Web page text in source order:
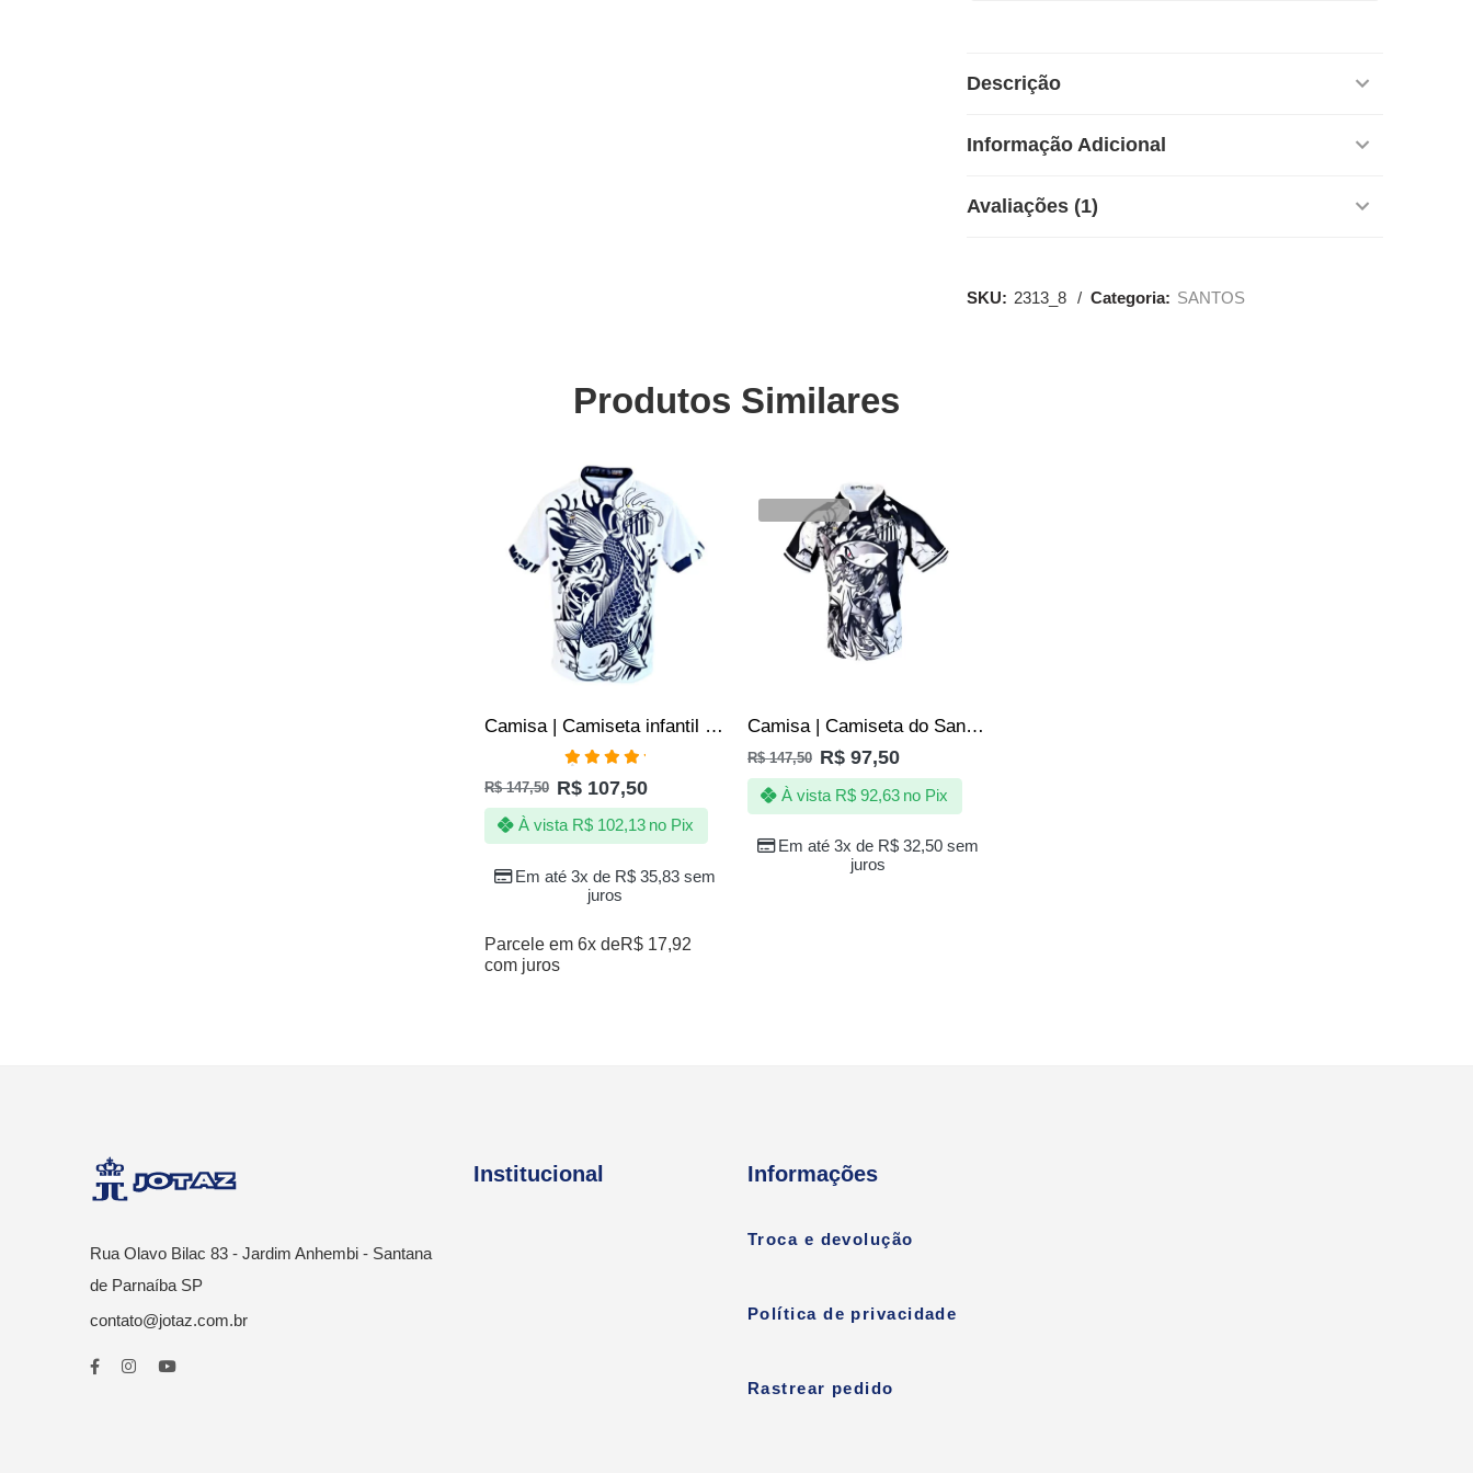
Descrição
Informação Adicional
Avaliações (1)
SKU: 2313_8 Categoria: SANTOS
Produtos Similares
Camisa | Camiseta infantil do Santos Peixe Carpa Centenaria – Oficial
Avaliação
5.00de 5
R$147,50 R$ 107,50
Em até 3x de R$ 35,83 sem
juros
À vista R$102,13 no Pix
Parcele em 6x deR$ 17,92
com juros
VENDIDOS
Camisa | Camiseta do Santos Infantil – Jotaz – Produto Oficial
R$147,50 R$ 97,50
Em até 3x de R$ 32,50 sem
juros
À vista R$92,63 no Pix
Rua Olavo Bilac 83 - Jardim Anhembi - Santana
de Parnaíba SP
contato@jotaz.com.br
Institucional Informações
Troca e devolução
Política de privacidade
Rastrear pedido